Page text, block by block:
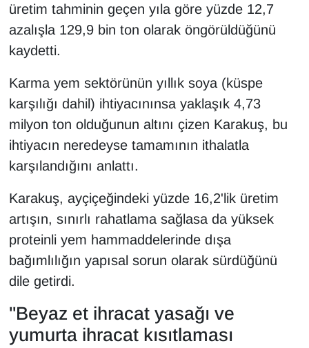
üretim tahminin geçen yıla göre yüzde 12,7
azalışla 129,9 bin ton olarak öngörüldüğünü
kaydetti.
Karma yem sektörünün yıllık soya (küspe
karşılığı dahil) ihtiyacınınsa yaklaşık 4,73
milyon ton olduğunun altını çizen Karakuş, bu
ihtiyacın neredeyse tamamının ithalatla
karşılandığını anlattı.
Karakuş, ayçiçeğindeki yüzde 16,2'lik üretim
artışın, sınırlı rahatlama sağlasa da yüksek
proteinli yem hammaddelerinde dışa
bağımlılığın yapısal sorun olarak sürdüğünü
dile getirdi.
"Beyaz et ihracat yasağı ve
yumurta ihracat kısıtlaması